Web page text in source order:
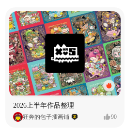
2026上半年作品整理
狂奔的包子插画铺 90